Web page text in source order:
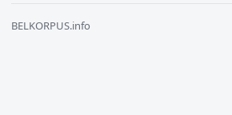
BELKORPUS.info